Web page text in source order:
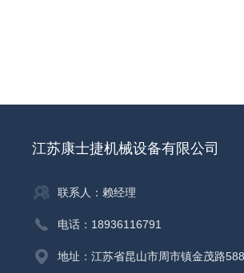
江苏康士捷机械设备有限公司
联系人：赖经理
电话：18936116791
地址：江苏省昆山市周市镇金茂路